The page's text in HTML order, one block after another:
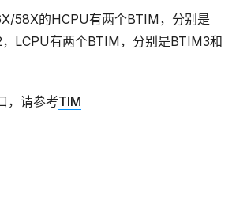
58X的HCPU有两个BTIM，分别是
LCPU有两个BTIM，分别是BTIM3和
，请参考TIM